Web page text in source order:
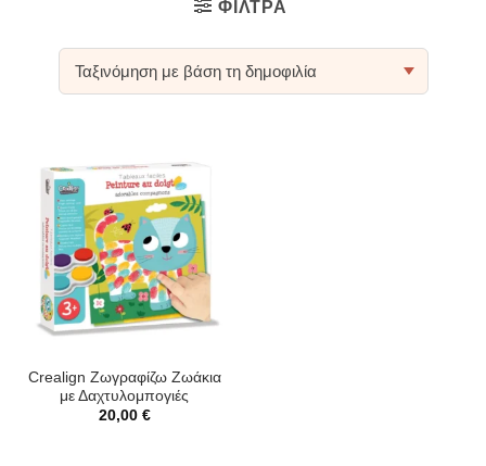
ΦΊΛΤΡΑ
Crealign Ζωγραφίζω Ζωάκια
με Δαχτυλομπογιές
20,00 €